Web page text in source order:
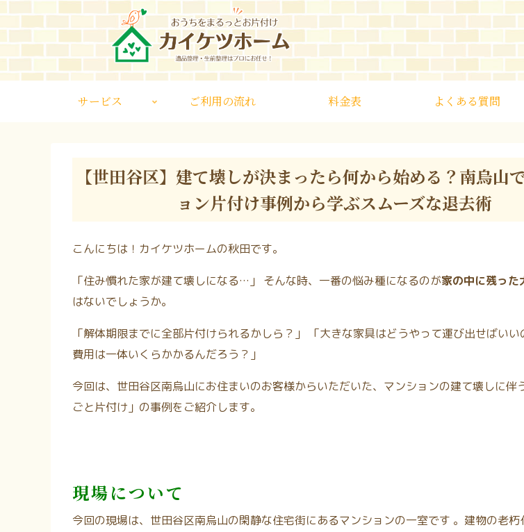
サービス ご利用の流れ 料金表 よくある質問
【世田谷区】建て壊しが決まったら何から始める？南烏山
ョン片付け事例から学ぶスムーズな退去術
こんにちは！カイケツホームの秋田です。
「住み慣れた家が建て壊しになる…」 そんな時、一番の悩み種になるのが家の中に残った
はないでしょうか。
「解体期限までに全部片付けられるかしら？」 「大きな家具はどうやって運び出せばい
費用は一体いくらかかるんだろう？」
今回は、世田谷区南烏山にお住まいのお客様からいただいた、マンションの建て壊しに伴
ごと片付け」の事例をご紹介します。
現場について
今回の現場は、世田谷区南烏山の閑静な住宅街にあるマンションの一室です 。 建物の老朽